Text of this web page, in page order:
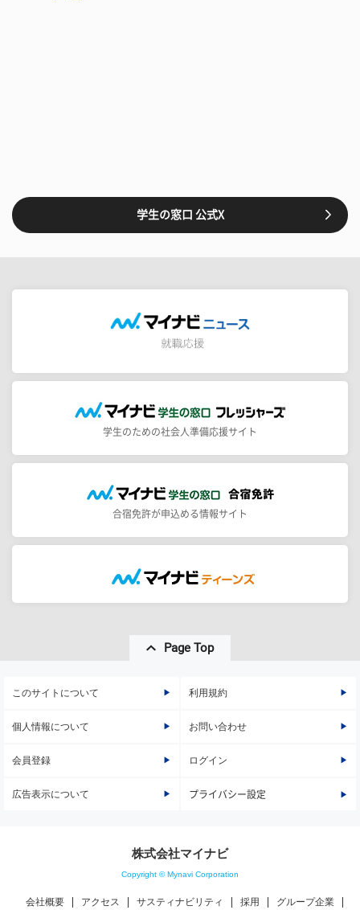
学生の窓口 公式X
学生のための社会人準備応援サイト
合宿免許が申込める情報サイト
Page Top
このサイトについて 利用規約
個人情報について お問い合わせ
会員登録 ログイン
広告表示について プライバシー設定
株式会社マイナビ
Copyright © Mynavi Corporation
会社概要 アクセス サスティナビリティ 採用 グループ企業